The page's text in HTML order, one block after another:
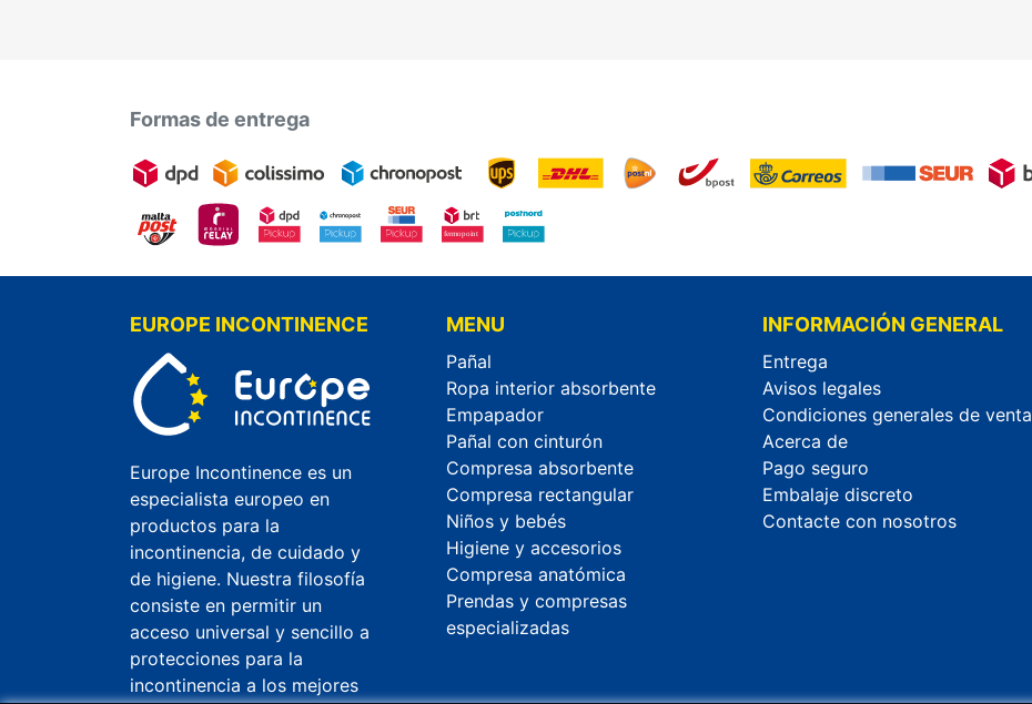
Formas de entrega
EUROPE INCONTINENCE
Europe Incontinence es un
especialista europeo en
productos para la
incontinencia, de cuidado y
de higiene. Nuestra filosofía
consiste en permitir un
acceso universal y sencillo a
protecciones para la
incontinencia a los mejores
MENU
Pañal
Ropa interior absorbente
Empapador
Pañal con cinturón
Compresa absorbente
Compresa rectangular
Niños y bebés
Higiene y accesorios
Compresa anatómica
Prendas y compresas
especializadas
INFORMACIÓN GENERAL
Entrega
Avisos legales
Condiciones generales de venta
Acerca de
Pago seguro
Embalaje discreto
Contacte con nosotros